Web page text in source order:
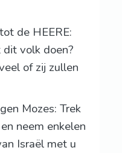
de HEERE:
volk doen?
of zij zullen
Mozes: Trek
neem enkelen
Israël met u